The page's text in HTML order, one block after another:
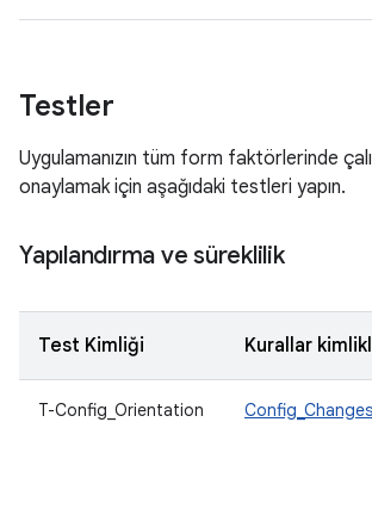
Testler
Uygulamanızın tüm form faktörlerinde
onaylamak için aşağıdaki testleri yapın.
Yapılandırma ve süreklilik
Test Kimliği Kurallar
T-Config_Orientation Config_Changes